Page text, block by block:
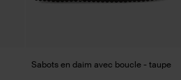
Sabots en daim avec boucle - taupe